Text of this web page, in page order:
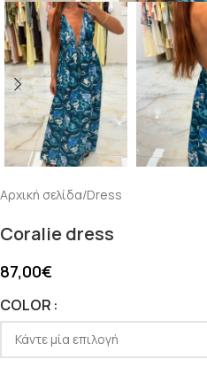
Αρχική σελίδα/Dress
Coralie dress
87,00€
COLOR